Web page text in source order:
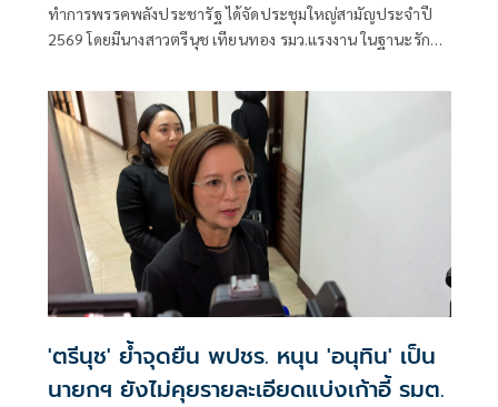
ทำการพรรคพลังประชารัฐ ได้จัดประชุมใหญ่สามัญประจำปี
2569 โดยมีนางสาวตรีนุช เทียนทอง รมว.แรงงาน ในฐานะรักษา
ประชุม พร้อมด้วยคณะกรรมการบริหาร (กก.บห.) ชุดรักษาการ
และสมาชิกพรรค
'ตรีนุช' ย้ำจุดยืน พปชร. หนุน 'อนุทิน' เป็น
นายกฯ ยังไม่คุยรายละเอียดแบ่งเก้าอี้ รมต.